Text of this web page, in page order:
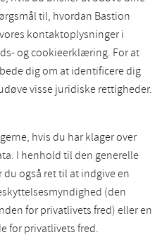
til, hvordan Bastion
kontaktoplysninger i
og cookieerklæring. For at
dig om at identificere dig
visse juridiske rettigheder.
hvis du har klager over
I henhold til den generelle
også ret til at indgive en
(den
for privatlivets fred) eller en
for privatlivets fred.